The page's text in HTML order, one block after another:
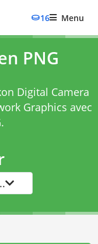
16 Menu
PNG
Digital Camera
Graphics avec
.